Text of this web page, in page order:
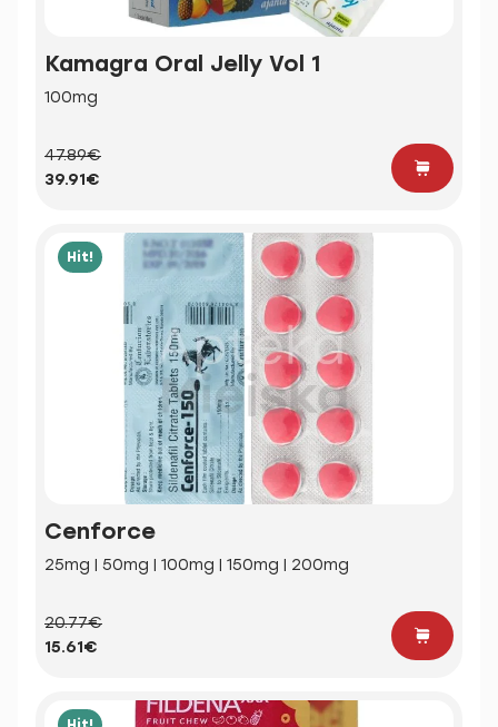
Kamagra Oral Jelly Vol 1
100mg
47.89€
39.91€
Hit!
Cenforce
25mg | 50mg | 100mg | 150mg | 200mg
20.77€
15.61€